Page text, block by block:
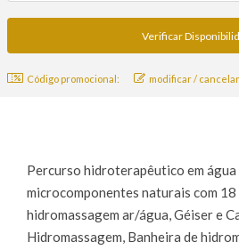
Código promocional: modificar /
Percurso hidroterapêutico em água
microcomponentes naturais com
hidromassagem ar/água, Géiser e
Hidromassagem, Banheira de